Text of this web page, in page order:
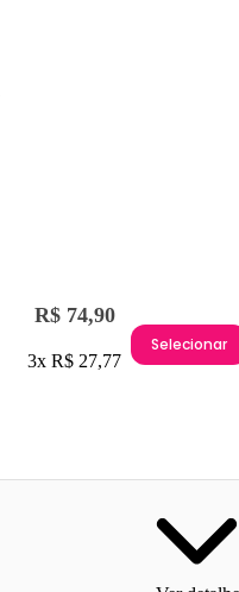
R$ 74,90
3x R$ 27,77
Selecionar